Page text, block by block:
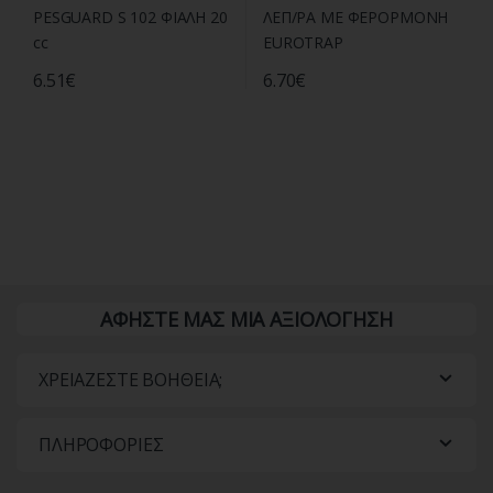
6.51€ 6.70€
ΑΦΗΣΤΕ ΜΑΣ ΜΙΑ ΑΞΙΟΛΟΓΗΣΗ
ΧΡΕΙΑΖΕΣΤΕ ΒΟΗΘΕΙΑ;
ΠΛΗΡΟΦΟΡΙΕΣ